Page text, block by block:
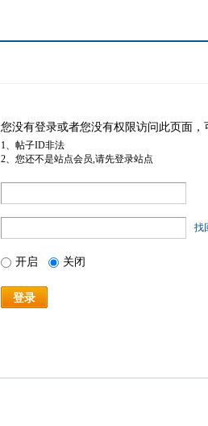
您没有登录或者您没有权限访问此页面
1、帖子ID非法
2、您还不是站点会员,请先登录站点
找
开启 关闭
登录